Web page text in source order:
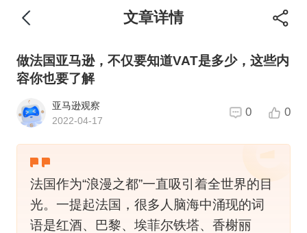
文章详情
做法国亚马逊，不仅要知道VAT是多少，这些内
容你也要了解
亚马逊观察
2022-04-17
0 0
法国作为“浪漫之都”一直吸引着全世界的目
光。一提起法国，很多人脑海中涌现的词
语是红酒、巴黎、埃菲尔铁塔、香榭丽